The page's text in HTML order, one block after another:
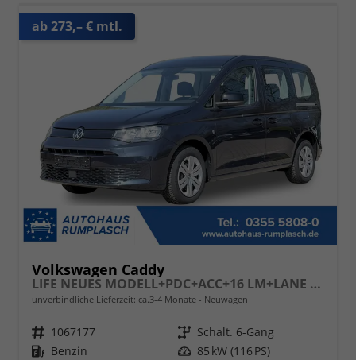
ab 273,– € mtl.
Volkswagen Caddy
LIFE NEUES MODELL+PDC+ACC+16 LM+LANE ASSIST
unverbindliche Lieferzeit: ca.3-4 Monate Neuwagen
Fahrzeugnr. 1067177 Getriebe Schalt. 6-Gang
Kraftstoff Benzin Leistung 85 kW (116 PS)